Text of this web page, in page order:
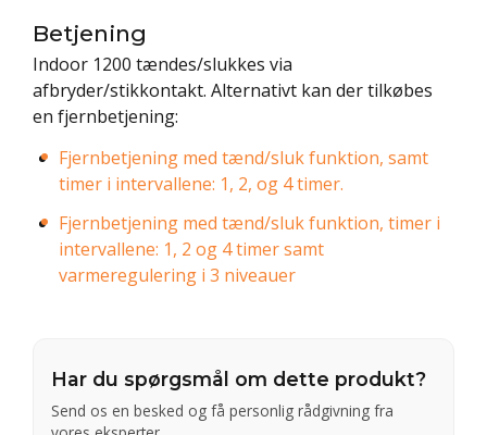
Betjening
Indoor 1200 tændes/slukkes via
afbryder/stikkontakt. Alternativt kan der tilkøbes
en fjernbetjening:
Fjernbetjening med tænd/sluk funktion, samt
timer i intervallene: 1, 2, og 4 timer.
Fjernbetjening med tænd/sluk funktion, timer i
intervallene: 1, 2 og 4 timer samt
varmeregulering i 3 niveauer
Har du spørgsmål om dette produkt?
Send os en besked og få personlig rådgivning fra